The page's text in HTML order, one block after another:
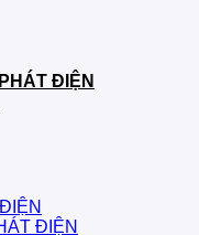
ĐIỆN
ĐIỆN